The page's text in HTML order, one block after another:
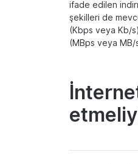
ifade edilen
şekilleri de
(Kbps veya Kb/
(MBps veya